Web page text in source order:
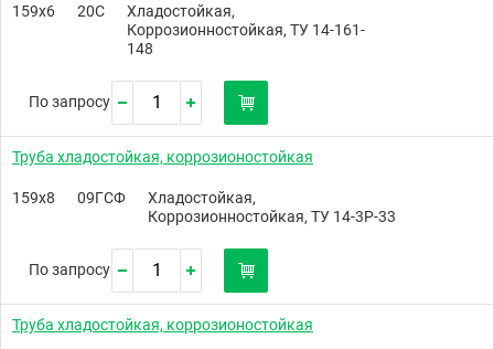
159х6 20С
Хладостойкая,
Коррозионностойкая, ТУ 14-161-
148
По запросу
Труба хладостойкая, коррозионостойкая
159х8 09ГСФ
Хладостойкая,
Коррозионностойкая, ТУ 14-3Р-33
По запросу
Труба хладостойкая, коррозионостойкая